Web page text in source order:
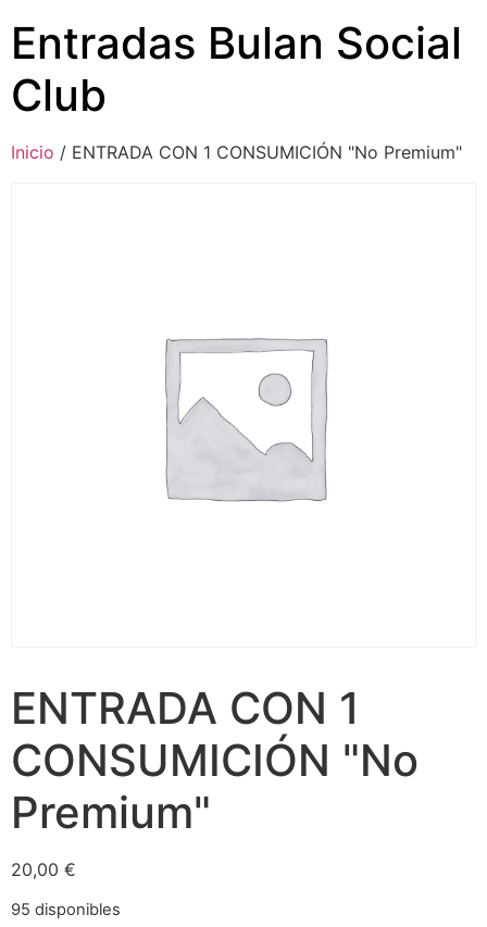
Entradas Bulan Social
Club
Inicio / ENTRADA CON 1 CONSUMICIÓN "No Premium"
ENTRADA CON 1
CONSUMICIÓN "No
Premium"
20,00 €
95 disponibles